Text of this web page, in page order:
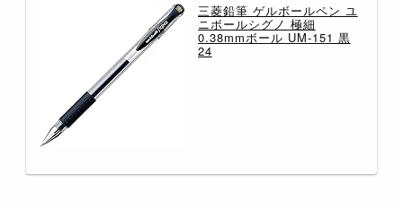
三菱鉛筆 ゲルボールペン ユ
ニボールシグノ 極細
0.38mmボール UM-151 黒
24